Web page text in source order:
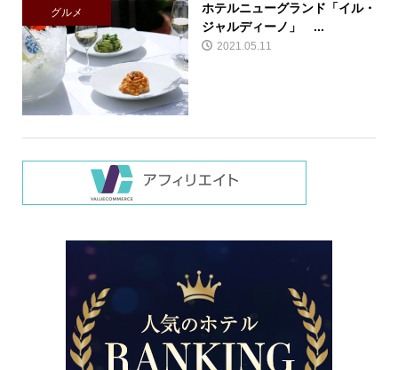
グルメ
ホテルニューグランド「イル・
ジャルディーノ」 ...
2021.05.11